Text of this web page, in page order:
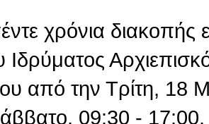
χρόνια διακοπής
Ιδρύματος
από την Τρίτη,
09:30 - 17:00.